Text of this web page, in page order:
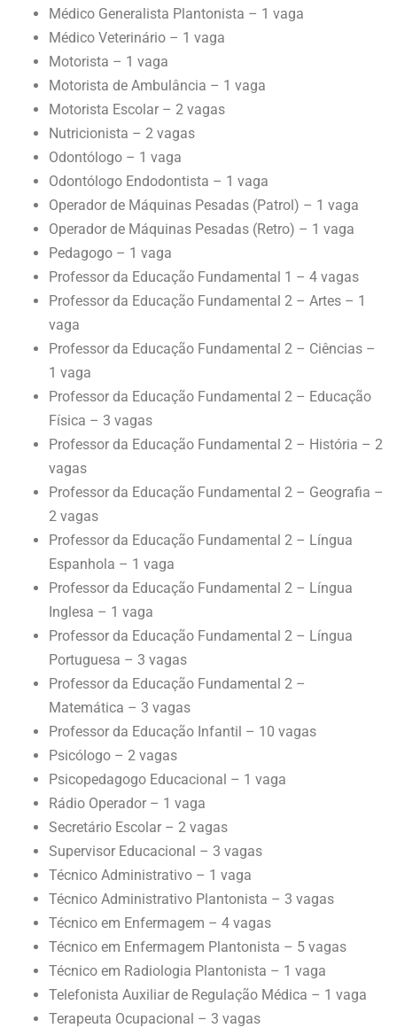
Médico Generalista Plantonista – 1 vaga
Médico Veterinário – 1 vaga
Motorista – 1 vaga
Motorista de Ambulância – 1 vaga
Motorista Escolar – 2 vagas
Nutricionista – 2 vagas
Odontólogo – 1 vaga
Odontólogo Endodontista – 1 vaga
Operador de Máquinas Pesadas (Patrol) – 1 vaga
Operador de Máquinas Pesadas (Retro) – 1 vaga
Pedagogo – 1 vaga
Professor da Educação Fundamental 1 – 4 vagas
Professor da Educação Fundamental 2 – Artes – 1
vaga
Professor da Educação Fundamental 2 – Ciências –
1 vaga
Professor da Educação Fundamental 2 – Educação
Física – 3 vagas
Professor da Educação Fundamental 2 – História – 2
vagas
Professor da Educação Fundamental 2 – Geografia –
2 vagas
Professor da Educação Fundamental 2 – Língua
Espanhola – 1 vaga
Professor da Educação Fundamental 2 – Língua
Inglesa – 1 vaga
Professor da Educação Fundamental 2 – Língua
Portuguesa – 3 vagas
Professor da Educação Fundamental 2 –
Matemática – 3 vagas
Professor da Educação Infantil – 10 vagas
Psicólogo – 2 vagas
Psicopedagogo Educacional – 1 vaga
Rádio Operador – 1 vaga
Secretário Escolar – 2 vagas
Supervisor Educacional – 3 vagas
Técnico Administrativo – 1 vaga
Técnico Administrativo Plantonista – 3 vagas
Técnico em Enfermagem – 4 vagas
Técnico em Enfermagem Plantonista – 5 vagas
Técnico em Radiologia Plantonista – 1 vaga
Telefonista Auxiliar de Regulação Médica – 1 vaga
Terapeuta Ocupacional – 3 vagas